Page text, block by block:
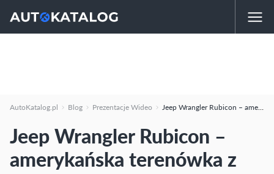
AutoKatalog.pl Blog Prezentacje Wideo Jeep Wrangler Rubicon – amerykańska terenówka z benzyniakiem pod maską
Jeep Wrangler Rubicon –
amerykańska terenówka z